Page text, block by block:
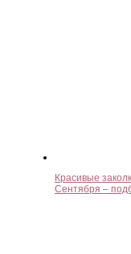
Красивые
Сентября –